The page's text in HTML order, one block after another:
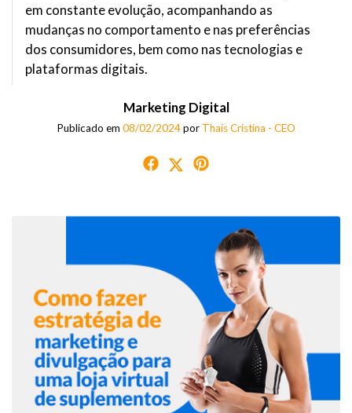
em constante evolução, acompanhando as
mudanças no comportamento e nas preferências
dos consumidores, bem como nas tecnologias e
plataformas digitais.
Marketing Digital
Publicado em 08/02/2024por Thaís Cristina - CEO